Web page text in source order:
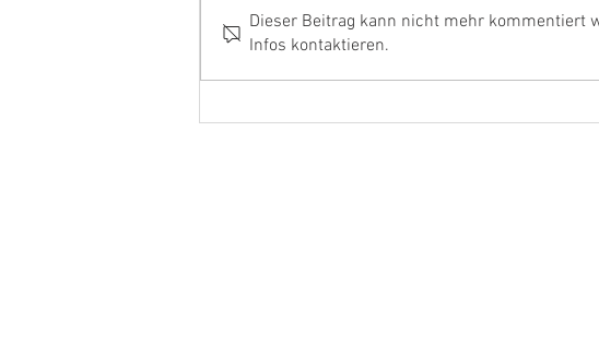
Ehrenamtler und Handwerker
Dieser Beitrag kann nicht mehr kommentiert
Infos kontaktieren.